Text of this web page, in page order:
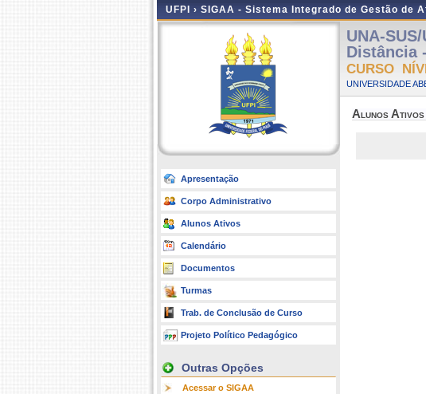
UFPI › SIGAA - Sistema Integrado de Gestão de
Apresentação
Corpo Administrativo
Alunos Ativos
Calendário
Documentos
Turmas
Trab. de Conclusão de Curso
Projeto Político Pedagógico
Outras Opções
Acessar o SIGAA
UNA-
Distância
CURSO
UNIVERSIDADE
Alunos Ativos